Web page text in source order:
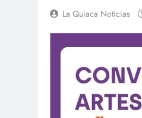
La Quiaca Noticias